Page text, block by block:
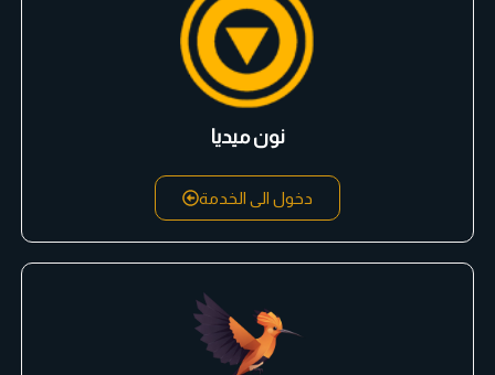
نون ميديا
دخول الى الخدمة